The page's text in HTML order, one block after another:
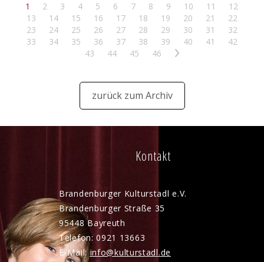
1 2 3 4 5 6 7 8 9 10 11
12
13
14 15 16 17 18 19 20 21
22
23
24 25 26 27 28 29 30 31
32
33
34 35 36 37 38 39 40 41
42
43
44 45 46 >
zurück zum Archiv
Kontakt
Brandenburger Kulturstadl e.V.
Brandenburger Straße 35
95448 Bayreuth
Telefon: 0921 13663
E-Mail:nf k lt rst dl d